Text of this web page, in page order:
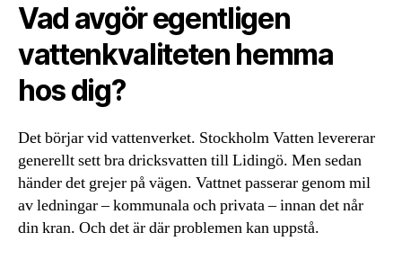
Vad avgör egentligen
vattenkvaliteten hemma
hos dig?
Det börjar vid vattenverket. Stockholm Vatten levererar
generellt sett bra dricksvatten till Lidingö. Men sedan
händer det grejer på vägen. Vattnet passerar genom mil
av ledningar – kommunala och privata – innan det når
din kran. Och det är där problemen kan uppstå.